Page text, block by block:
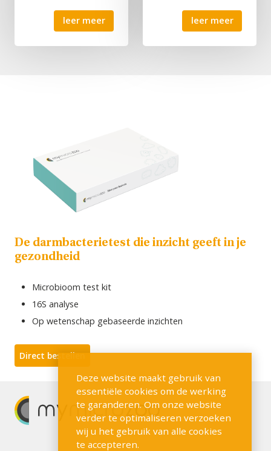
leer meer leer meer
De darmbacterietest die inzicht geeft in je
gezondheid
Microbioom test kit
16S analyse
Op wetenschap gebaseerde inzichten
Direct bestellen
Deze website maakt gebruik van
essentiële cookies om de werking
te garanderen. Om onze website
verder te optimaliseren verzoeken
wij u het gebruik van alle cookies
te accepteren.